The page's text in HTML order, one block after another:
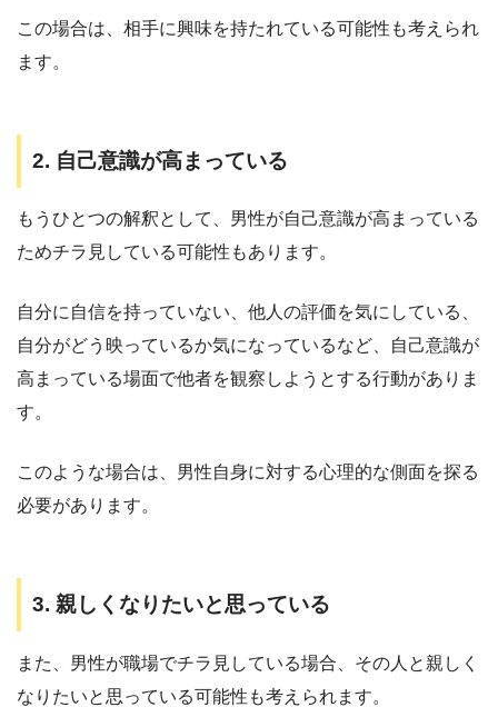
この場合は、相手に興味を持たれている可能性も考えられ
ます。
2. 自己意識が高まっている
もうひとつの解釈として、男性が自己意識が高まっている
ためチラ見している可能性もあります。
自分に自信を持っていない、他人の評価を気にしている、
自分がどう映っているか気になっているなど、自己意識が
高まっている場面で他者を観察しようとする行動がありま
す。
このような場合は、男性自身に対する心理的な側面を探る
必要があります。
3. 親しくなりたいと思っている
また、男性が職場でチラ見している場合、その人と親しく
なりたいと思っている可能性も考えられます。